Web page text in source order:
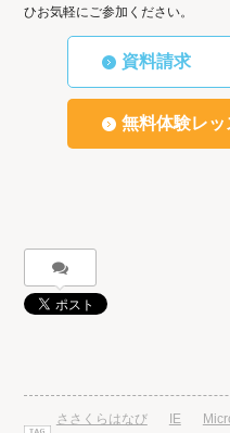
ひお気軽にご参加ください。
資料請求
無料体験レッ
ささくらはなび IE